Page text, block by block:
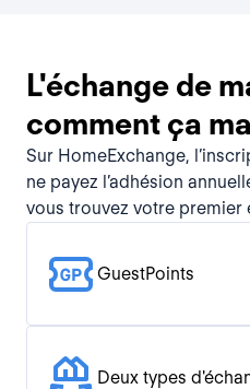
L'échange de
comment ça
Sur HomeExchange,
ne payez l’adhésion
vous trouvez votre premier
GuestPoints
Deux types